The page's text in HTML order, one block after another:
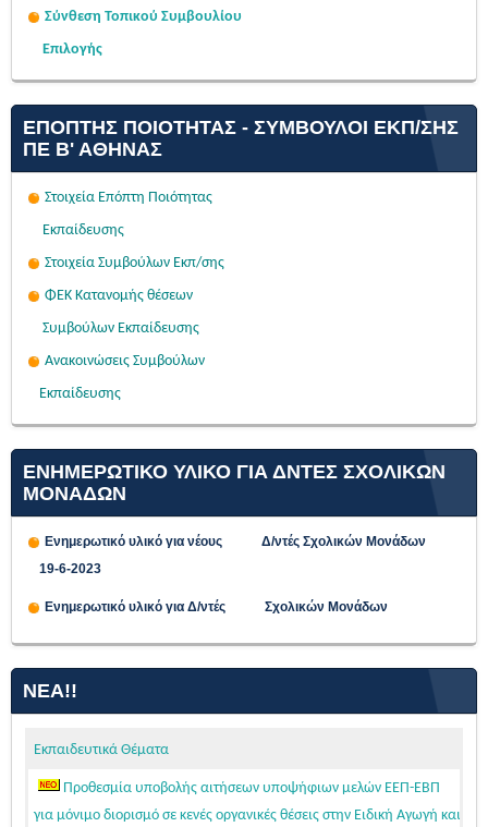
Σύνθεση Τοπικού Συμβουλίου
Επιλογής
ΕΠΌΠΤΗΣ ΠΟΙΌΤΗΤΑΣ - ΣΎΜΒΟΥΛΟΙ ΕΚΠ/ΣΗΣ
ΠΕ Β' ΑΘΉΝΑΣ
Στοιχεία Επόπτη Ποιότητας
Εκπαίδευσης
Στοιχεία Συμβούλων Εκπ/σης
ΦΕΚ Κατανομής θέσεων
Συμβούλων Εκπαίδευσης
Ανακοινώσεις Συμβούλων
Εκπαίδευσης
ΕΝΗΜΕΡΩΤΙΚΟ ΥΛΙΚΟ ΓΙΑ ΔΝΤΕΣ ΣΧΟΛΙΚΩΝ
ΜΟΝΑΔΩΝ
Ενημερωτικό υλικό για νέους Δ/ντές Σχολικών Μονάδων
19-6-2023
Ενημερωτικό υλικό για Δ/ντές Σχολικών Μονάδων
ΝΈΑ!!
Εκπαιδευτικά Θέματα
Προθεσμία υποβολής αιτήσεων υποψήφιων μελών ΕΕΠ-ΕΒΠ
για μόνιμο διορισμό σε κενές οργανικές θέσεις στην Ειδική Αγωγή και